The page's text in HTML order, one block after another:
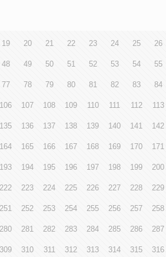
19 20 21 22 23 24 25 26
48 49 50 51 52 53 54 55
77 78 79 80 81 82 83 84
106 107 108 109 110 111 112 113
135 136 137 138 139 140 141 142
164 165 166 167 168 169 170 171
193 194 195 196 197 198 199 200
222 223 224 225 226 227 228 229
251 252 253 254 255 256 257 258
280 281 282 283 284 285 286 287
309 310 311 312 313 314 315 316